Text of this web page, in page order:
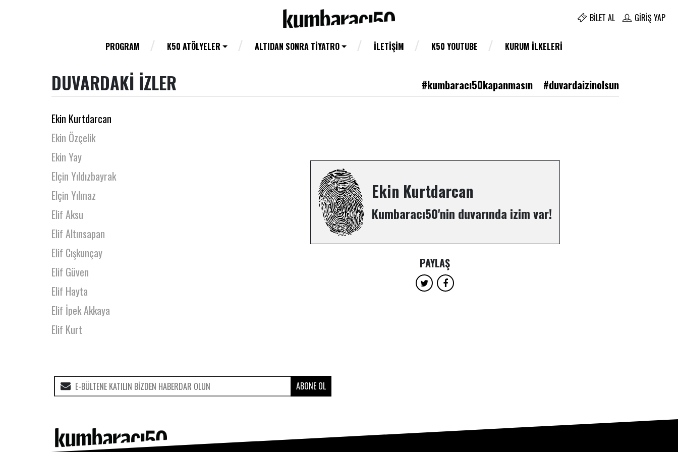
BILET AL GIRIŞ YAP
PROGRAM K50 ATÖLYELER ALTIDAN SONRA TIYATRO İLETIŞIM K50 YOUTUBE KURUM İLKELERI
DUVARDAKİ İZLER #kumbaracı50kapanmasın #duvardaizinolsun
Ekin Aytac
Ekin İnal
Ekin Kurtdarcan
Ekin Özçelik
Ekin Yay
Elçin Yıldızbayrak
Elçin Yılmaz
Elif Aksu
Elif Altınsapan
Elif Cışkunçay
Elif Güven
Elif Hayta
Elif İpek Akkaya
Elif Kurt
Elif Tunaboylu
Elif Yücel
Elifcan Celebi
Ekin Kurtdarcan
Kumbaracı50'nin duvarında izim var!
PAYLAŞ
ABONE OL